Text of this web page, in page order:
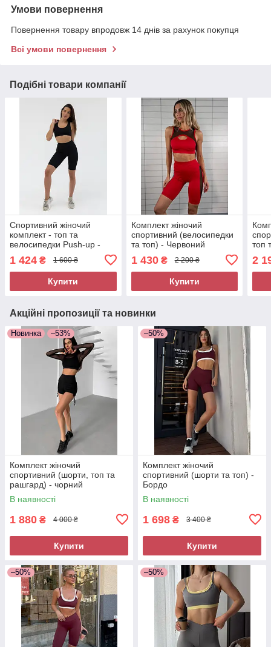
Умови повернення
Повернення товару впродовж 14 днів за рахунок покупця
Всі умови повернення
Подібні товари компанії
Спортивний жіночий
комплект - топ та
велосипедки Push-up -
1 424 ₴ 1 600 ₴
Купити
Комплект жіночий
спортивний (велосипедки
та топ) - Червоний
1 430₴ 2 200 ₴
Купити
топ
2
Акційні пропозиції та новинки
Новинка –53%
Комплект жіночий
спортивний (шорти, топ та
рашгард) - чорний
В наявності
1 880 ₴ 4 000 ₴
Купити
–50%
Комплект жіночий
спортивний (шорти та топ) -
Бордо
В наявності
1 698 ₴ 3 400 ₴
Купити
–50% –50%